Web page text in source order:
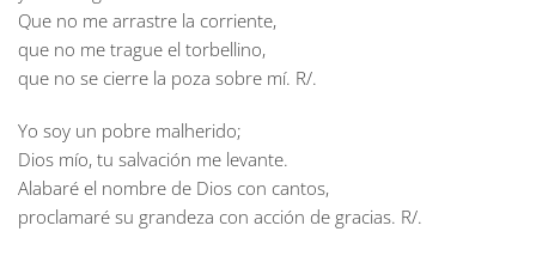
Que no me arrastre la corriente,
que no me trague el torbellino,
que no se cierre la poza sobre mí. R/.
Yo soy un pobre malherido;
Dios mío, tu salvación me levante.
Alabaré el nombre de Dios con cantos,
proclamaré su grandeza con acción de gracias. R/.